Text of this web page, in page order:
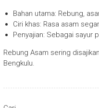
Bahan utama: Rebung,
Ciri khas: Rasa asam
Penyajian: Sebagai sayur
Rebung Asam sering
Bengkulu.